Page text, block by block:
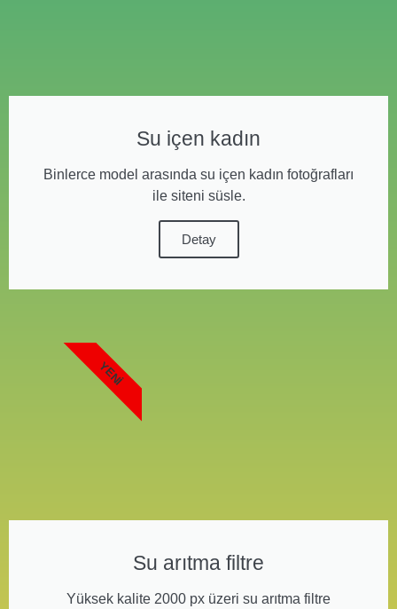
Su içen kadın
Binlerce model arasında su içen kadın fotoğrafları
ile siteni süsle.
Detay
Su arıtma filtre
Yüksek kalite 2000 px üzeri su arıtma filtre
YENI